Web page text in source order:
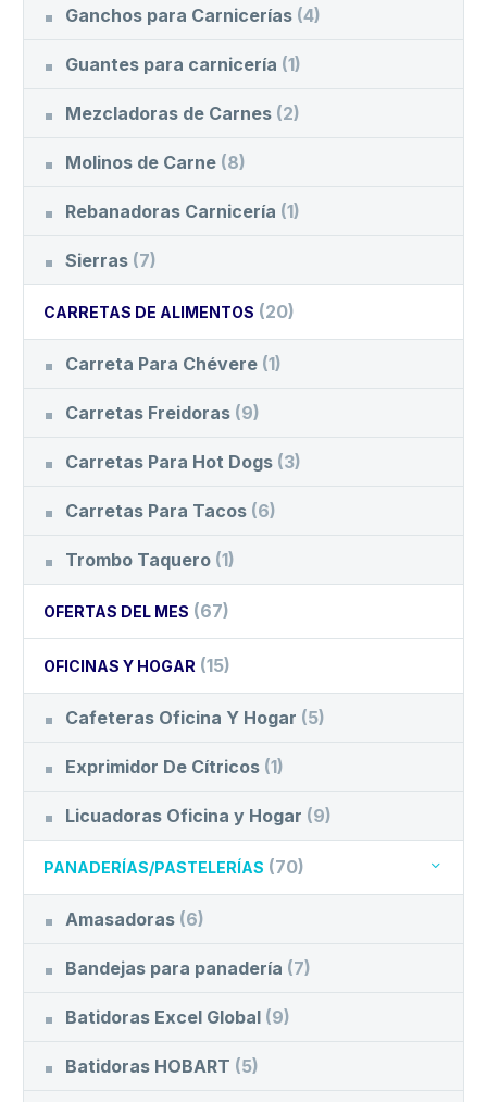
Ganchos para Carnicerías (4)
Guantes para carnicería (1)
Mezcladoras de Carnes (2)
Molinos de Carne (8)
Rebanadoras Carnicería (1)
Sierras (7)
CARRETAS DE ALIMENTOS (20)
Carreta Para Chévere (1)
Carretas Freidoras (9)
Carretas Para Hot Dogs (3)
Carretas Para Tacos (6)
Trombo Taquero (1)
OFERTAS DEL MES (67)
OFICINAS Y HOGAR (15)
Cafeteras Oficina Y Hogar (5)
Exprimidor De Cítricos (1)
Licuadoras Oficina y Hogar (9)
PANADERÍAS/PASTELERÍAS (70)
Amasadoras (6)
Bandejas para panadería (7)
Batidoras Excel Global (9)
Batidoras HOBART (5)